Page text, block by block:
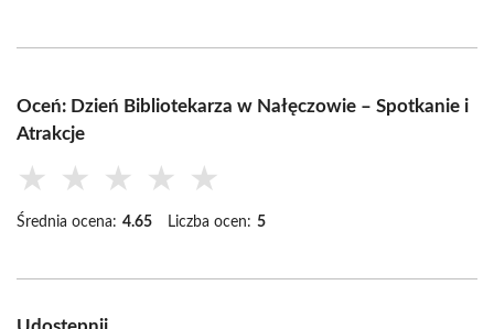
Oceń: Dzień Bibliotekarza w Nałęczowie – Spotkanie i
Atrakcje
★ ★ ★ ★ ★
Średnia ocena: 4.65 Liczba ocen: 5